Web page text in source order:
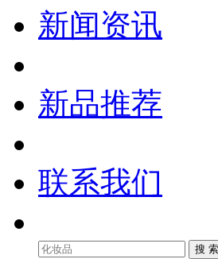
新闻资讯
新品推荐
联系我们